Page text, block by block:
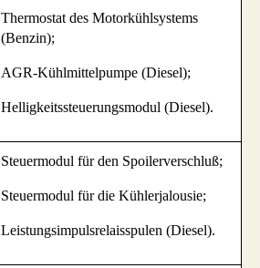
Thermostat des Motorkühlsystems
(Benzin);
AGR-Kühlmittelpumpe (Diesel);
Helligkeitssteuerungsmodul (Diesel).
Steuermodul für den Spoilerverschluß;
Steuermodul für die Kühlerjalousie;
Leistungsimpulsrelaisspulen (Diesel).